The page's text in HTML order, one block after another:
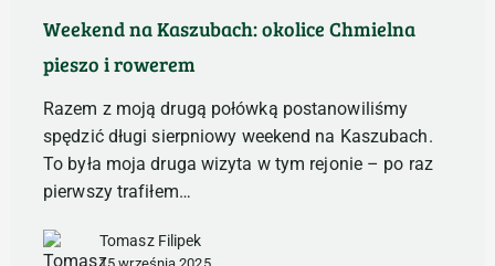
okolice
Chmielna
rowerem
Weekend na Kaszubach: okolice Chmielna
pieszo i rowerem
Razem z moją drugą połówką postanowiliśmy
spędzić długi sierpniowy weekend na Kaszubach.
To była moja druga wizyta w tym rejonie – po raz
pierwszy trafiłem…
Tomasz Filipek